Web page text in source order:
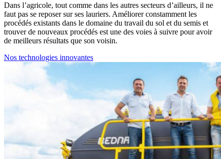
Dans l’agricole, tout comme dans les autres secteurs d’ailleurs, il ne
faut pas se reposer sur ses lauriers. Améliorer constamment les
procédés existants dans le domaine du travail du sol et du semis et
trouver de nouveaux procédés est une des voies à suivre pour avoir
de meilleurs résultats que son voisin.
Nos technologies innovantes